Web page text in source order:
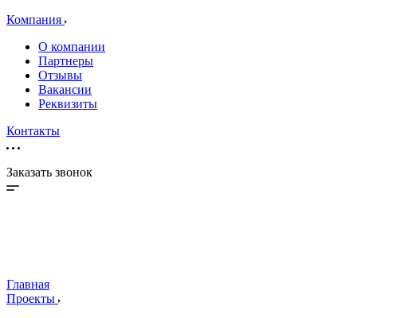
Компания
О компании
Партнеры
Отзывы
Вакансии
Реквизиты
Контакты
Заказать звонок
Главная
Проекты